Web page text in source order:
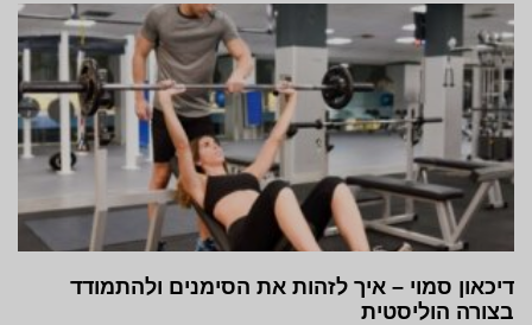
דיכאון סמוי – איך לזהות את הסימנים ולהתמודד
בצורה הוליסטית